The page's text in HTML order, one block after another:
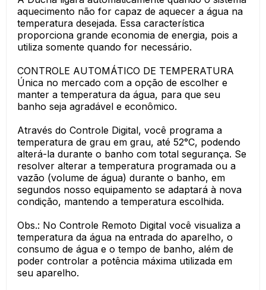
aquecimento não for capaz de aquecer a água na
temperatura desejada. Essa característica
proporciona grande economia de energia, pois a
utiliza somente quando for necessário.
CONTROLE AUTOMÁTICO DE TEMPERATURA
Única no mercado com a opção de escolher e
manter a temperatura da água, para que seu
banho seja agradável e econômico.
Através do Controle Digital, você programa a
temperatura de grau em grau, até 52°C, podendo
alterá-la durante o banho com total segurança. Se
resolver alterar a temperatura programada ou a
vazão (volume de água) durante o banho, em
segundos nosso equipamento se adaptará à nova
condição, mantendo a temperatura escolhida.
Obs.: No Controle Remoto Digital você visualiza a
temperatura da água na entrada do aparelho, o
consumo de água e o tempo de banho, além de
poder controlar a potência máxima utilizada em
seu aparelho.